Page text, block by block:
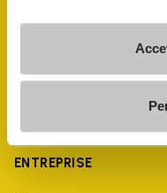
ENTREPRISE